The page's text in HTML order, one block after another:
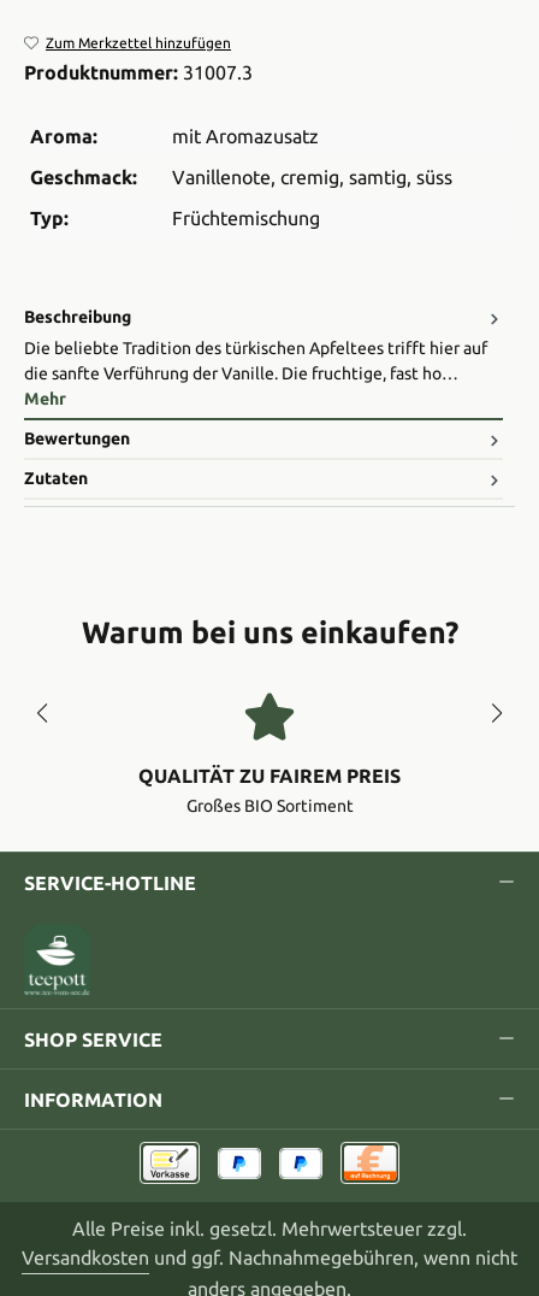
Zum Merkzettel hinzufügen
Produktnummer: 31007.3
Aroma:
mit Aromazusatz
Geschmack:
Vanillenote, cremig, samtig, süss
Typ:
Früchtemischung
Beschreibung
Die beliebte Tradition des türkischen Apfeltees trifft hier auf
die sanfte Verführung der Vanille. Die fruchtige, fast ho…
Mehr
Bewertungen
Zutaten
Warum bei uns einkaufen?
QUALITÄT ZU FAIREM PREIS
Großes BIO Sortiment
SERVICE-HOTLINE
SHOP SERVICE
INFORMATION
Alle Preise inkl. gesetzl. Mehrwertsteuer zzgl.
Versandkosten und ggf. Nachnahmegebühren, wenn nicht
anders angegeben.